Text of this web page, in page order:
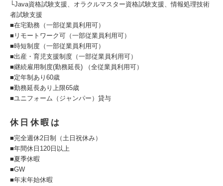
└Java資格試験支援、オラクルマスター資格試験支援、情報処理技術
者試験支援
■在宅勤務（一部従業員利用可）
■リモートワーク可（一部従業員利用可）
■時短制度（一部従業員利用可）
■出産・育児支援制度（一部従業員利用可）
■継続雇用制度(勤務延長) （全従業員利用可）
■定年制あり60歳
■勤務延長あり上限65歳
■ユニフォーム（ジャンパー）貸与
休日休暇は
■完全週休2日制（土日祝休み）
■年間休日120日以上
■夏季休暇
■GW
■年末年始休暇